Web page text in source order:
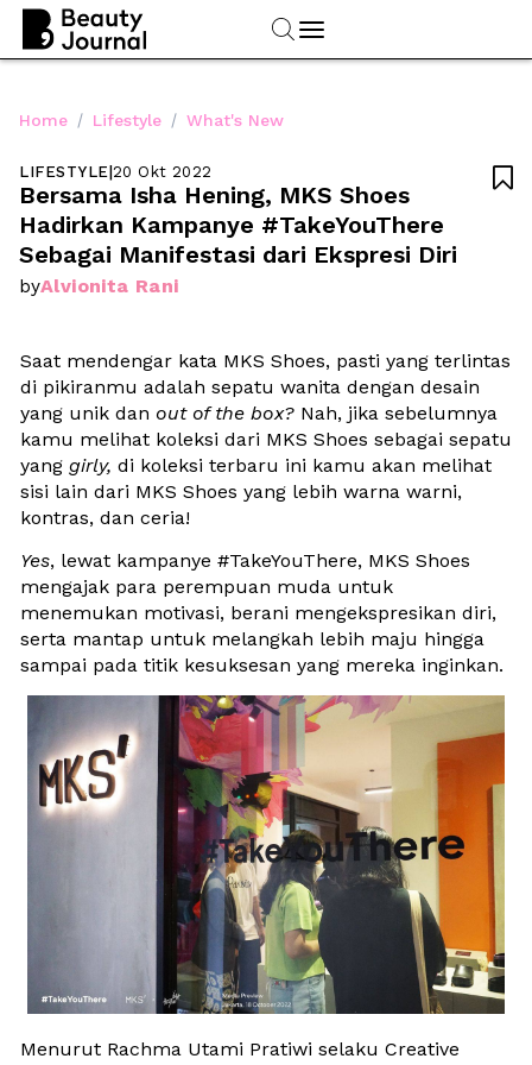
Home / Lifestyle / What's New
LIFESTYLE|20 Okt 2022
Bersama Isha Hening, MKS Shoes
Hadirkan Kampanye #TakeYouThere
Sebagai Manifestasi dari Ekspresi Diri
byAlvionita Rani

Saat mendengar kata MKS Shoes, pasti yang terlintas
di pikiranmu adalah sepatu wanita dengan desain
yang unik dan out of the box? Nah, jika sebelumnya
kamu melihat koleksi dari MKS Shoes sebagai sepatu
yang girly, di koleksi terbaru ini kamu akan melihat
sisi lain dari MKS Shoes yang lebih warna warni,
kontras, dan ceria!
Yes, lewat kampanye #TakeYouThere, MKS Shoes
mengajak para perempuan muda untuk
menemukan motivasi, berani mengekspresikan diri,
serta mantap untuk melangkah lebih maju hingga
sampai pada titik kesuksesan yang mereka inginkan.
Menurut Rachma Utami Pratiwi selaku Creative